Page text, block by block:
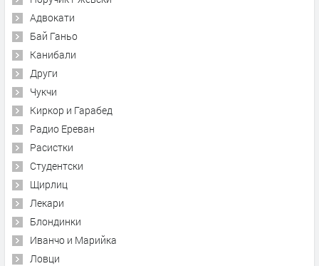
Адвокати
Бай Ганьо
Канибали
Други
Чукчи
Киркор и Гарабед
Радио Ереван
Расистки
Студентски
Щирлиц
Лекари
Блондинки
Иванчо и Марийка
Ловци